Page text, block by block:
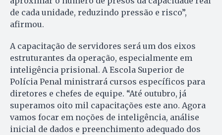
de cada unidade, reduzindo pressão e risco”,
afirmou.
A capacitação de servidores será um dos eixos
estruturantes da operação, especialmente em
inteligência prisional. A Escola Superior de
Polícia Penal ministrará cursos específicos para
diretores e chefes de equipe. “Até outubro, já
superamos oito mil capacitações este ano. Agora
vamos focar em noções de inteligência, análise
inicial de dados e preenchimento adequado dos